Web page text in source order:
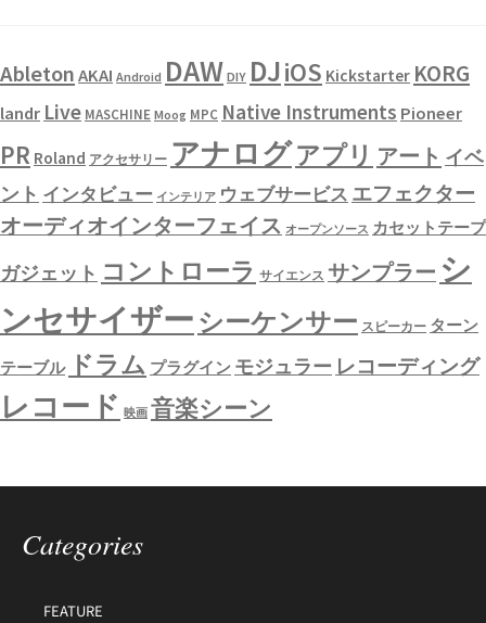
AbletonAKAI Android DAW DIY DJiOS Kickstarter KORG
landr Live MASCHINE Moog MPC Native Instruments Pioneer
PR Roland アクセサリー アナログアプリ アート イベ
ント インタビュー インテリア ウェブサービス エフェクター
オーディオインターフェイス オープンソース カセットテープ
ガジェット コントローラ サイエンス サンプラー シ
ンセサイザー シーケンサー スピーカー ターン
テーブル ドラム プラグイン モジュラー レコーディング
レコード 映画 音楽シーン
Categories
FEATURE